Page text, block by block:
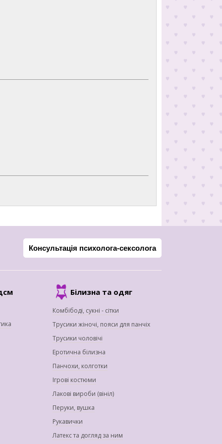
Консультація психолога-сексолога
Білизна та одяг
Комбібоді, сукні - сітки
Трусики жіночі, пояси для панчіх
Трусики чоловічі
Еротична білизна
Панчохи, колготки
Ігрові костюми
Лакові вироби (вініл)
Перуки, вушка
Рукавички
Латекс та догляд за ним